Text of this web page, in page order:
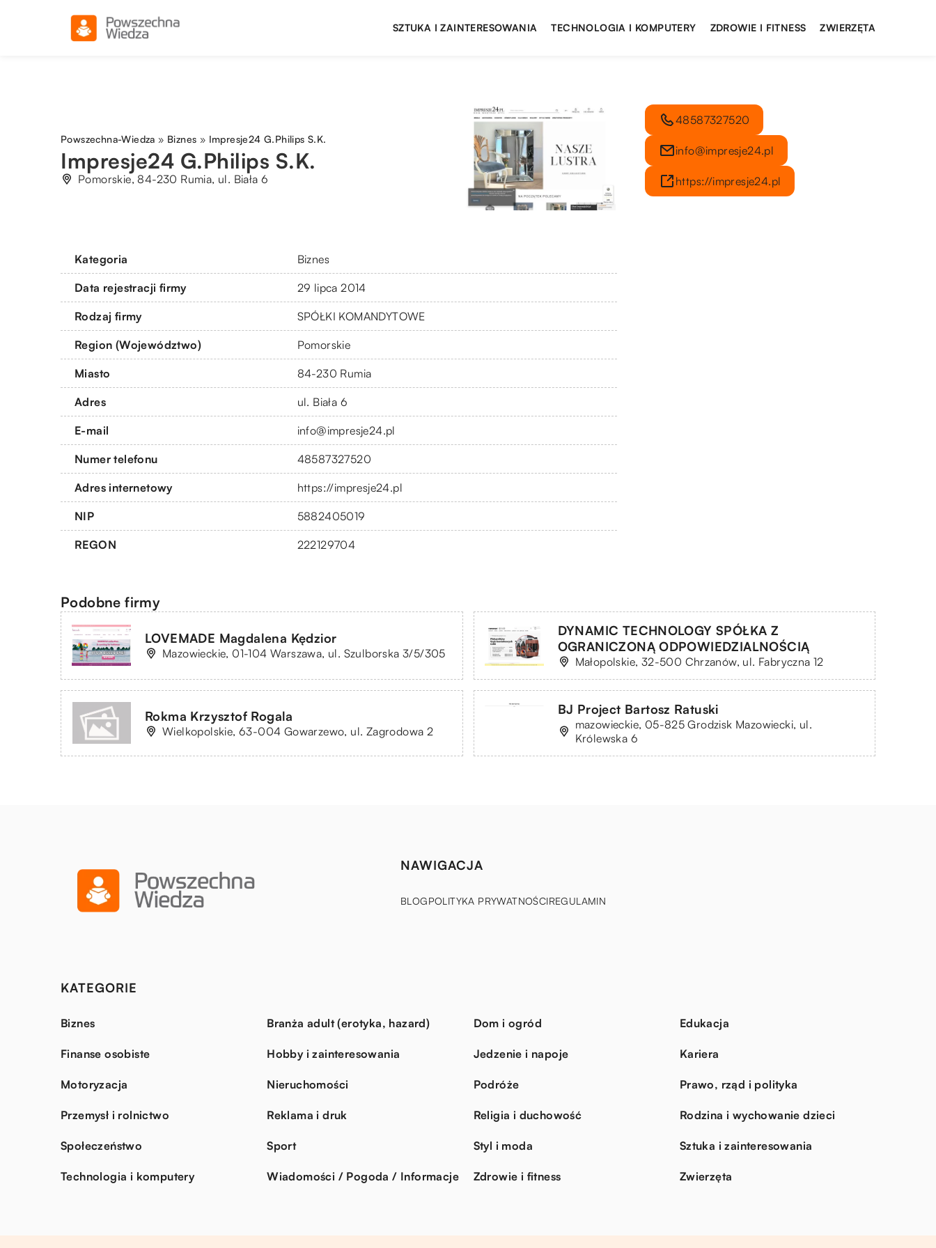
SZTUKA I ZAINTERESOWANIA TECHNOLOGIA I KOMPUTERY ZDROWIE I FITNESS ZWIERZĘTA
Powszechna-Wiedza » Biznes » Impresje24 G.Philips S.K.
Impresje24 G.Philips S.K.
Pomorskie, 84-230 Rumia, ul. Biała 6
Kategoria Biznes
Data rejestracji firmy 29 lipca 2014
Rodzaj firmy SPÓŁKI KOMANDYTOWE
Region (Województwo) Pomorskie
Miasto 84-230 Rumia
Adres ul. Biała 6
E-mail info@impresje24.pl
Numer telefonu 48587327520
Adres internetowy https://impresje24.pl
NIP 5882405019
REGON 222129704
48587327520
info@impresje24.pl
https://impresje24.pl
Podobne firmy
LOVEMADE Magdalena Kędzior
Mazowieckie, 01-104 Warszawa, ul. Szulborska 3/5/305
DYNAMIC TECHNOLOGY SPÓŁKA Z
OGRANICZONĄ ODPOWIEDZIALNOŚCIĄ
Małopolskie, 32-500 Chrzanów, ul. Fabryczna 12
Rokma Krzysztof Rogala
Wielkopolskie, 63-004 Gowarzewo, ul. Zagrodowa 2
BJ Project Bartosz Ratuski
mazowieckie, 05-825 Grodzisk Mazowiecki, ul.
Królewska 6
NAWIGACJA
BLOGPOLITYKA PRYWATNOŚCIREGULAMIN
KATEGORIE
Biznes Branża adult (erotyka, hazard) Dom i ogród Edukacja
Finanse osobiste Hobby i zainteresowania Jedzenie i napoje Kariera
Motoryzacja Nieruchomości Podróże Prawo, rząd i polityka
Przemysł i rolnictwo Reklama i druk Religia i duchowość Rodzina i wychowanie dzieci
Społeczeństwo Sport Styl i moda Sztuka i zainteresowania
Technologia i komputery Wiadomości / Pogoda / Informacje Zdrowie i fitness Zwierzęta